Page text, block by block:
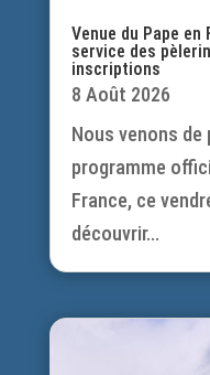
Venue du Pape en
service des
inscriptions
8 Août 2026
Nous venons de
programme
France, ce
découvrir...